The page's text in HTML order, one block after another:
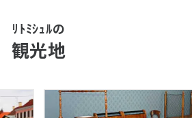
ﾘﾄﾐｼｭﾙの
観光地